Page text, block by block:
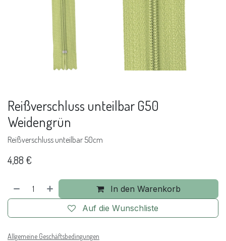
Reißverschluss unteilbar G50
Weidengrün
Reißverschluss unteilbar 50cm
4,88 €
In den Warenkorb
Auf die Wunschliste
Allgemeine Geschäftsbedingungen